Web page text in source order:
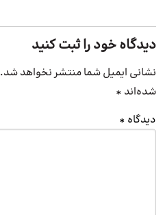
دیدگاه خود را ثبت کنید
نشانی ایمیل شما منتشر نخواهد شد.
شده‌اند *
دیدگاه *